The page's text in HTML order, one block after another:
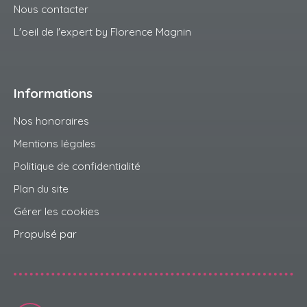
Nous contacter
L'oeil de l'expert by Florence Magnin
Informations
Nos honoraires
Mentions légales
Politique de confidentialité
Plan du site
Gérer les cookies
Propulsé par